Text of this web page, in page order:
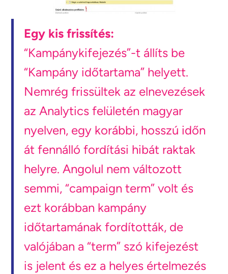
Egy kis frissítés:
“Kampánykifejezés”-t állíts be
“Kampány időtartama” helyett.
Nemrég frissültek az elnevezések
az Analytics felületén magyar
nyelven, egy korábbi, hosszú időn
át fennálló fordítási hibát raktak
helyre. Angolul nem változott
semmi, “campaign term” volt és
ezt korábban kampány
időtartamának fordították, de
valójában a “term” szó kifejezést
is jelent és ez a helyes értelmezés